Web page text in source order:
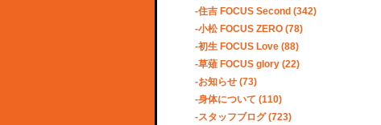
住吉 FOCUS Second (342)
小松 FOCUS ZERO (78)
初生 FOCUS Love (88)
草薙 FOCUS glory (22)
お知らせ (73)
身体について (110)
スタッフブログ(723)